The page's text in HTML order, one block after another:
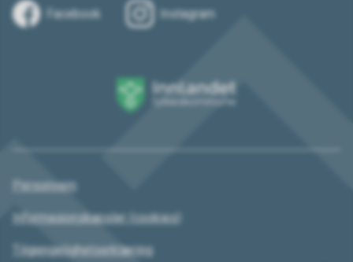
Facebook Instagram
Innlandet
fylkeskommune
Personvern
Informasjonskapsler (cookies)
Tilgjengelighetserklæring